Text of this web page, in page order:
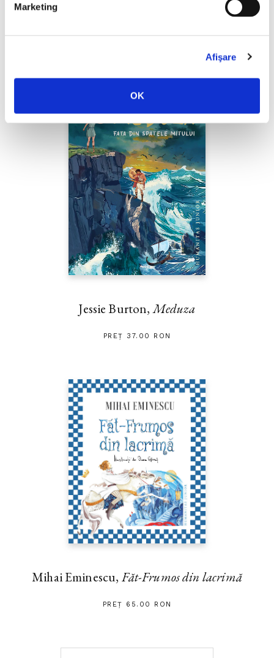
Marketing
Afişare
OK
Jessie Burton,Meduza
PREȚ 37.00 RON
Mihai Eminescu, Făt-Frumos din lacrimă
PREȚ 65.00 RON